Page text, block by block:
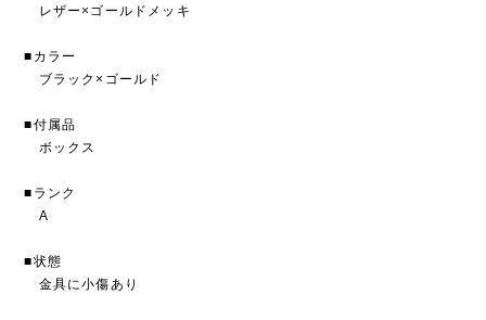
レザー×ゴールドメッキ
■カラー
ブラック×ゴールド
■付属品
ボックス
■ランク
A
■状態
金具に小傷あり